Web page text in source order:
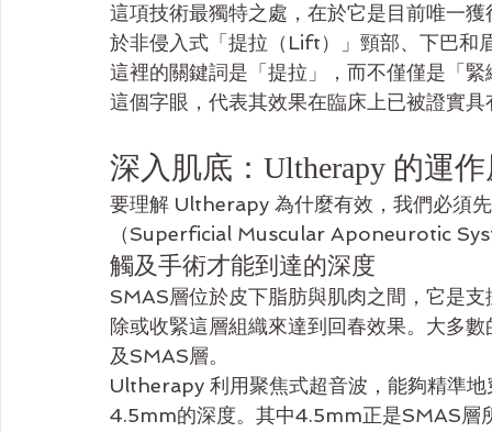
這項技術最獨特之處，在於它是目前唯一
於非侵入式「提拉（Lift）」頸部、下巴和
這裡的關鍵詞是「提拉」，而不僅僅是「
這個字眼，代表其效果在臨床上已被證實
深入肌底：Ultherapy 的運
要理解 Ultherapy 為什麼有效，我們必須
（Superficial Muscular Aponeurotic
觸及手術才能到達的深度
SMAS層位於皮下脂肪與肌肉之間，它是
除或收緊這層組織來達到回春效果。大多
及SMAS層。
Ultherapy 利用聚焦式超音波，能夠精準
4.5mm的深度。其中4.5mm正是SMAS層